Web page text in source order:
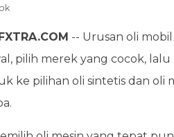
-- Urusan oli
pilih merek yang cocok,
ke pilihan oli sintetis dan oli